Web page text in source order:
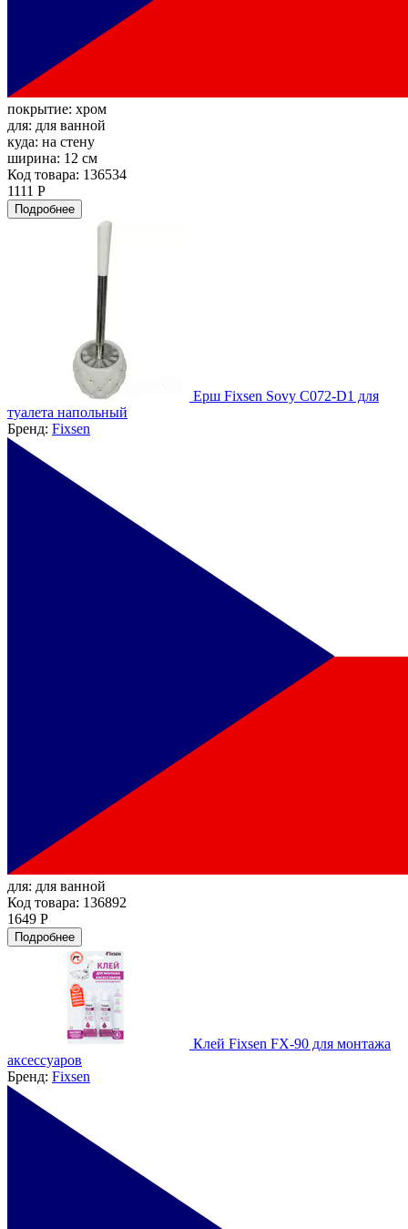
покрытие: хром
для: для ванной
куда: на стену
ширина: 12 см
Код товара: 136534
1111 Р
Подробнее
Ерш Fixsen Sovy C072-D1 для
туалета напольный
Бренд: Fixsen
для: для ванной
Код товара: 136892
1649 Р
Подробнее
Клей Fixsen FX-90 для монтажа
аксессуаров
Бренд: Fixsen